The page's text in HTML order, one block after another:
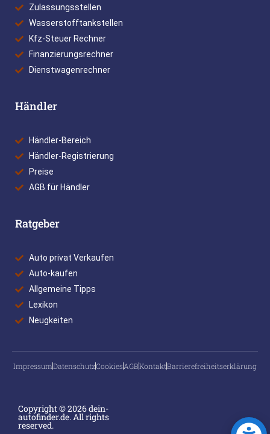
Zulassungsstellen
Wasserstofftankstellen
Kfz-Steuer Rechner
Finanzierungsrechner
Dienstwagenrechner
Händler
Händler-Bereich
Händler-Registrierung
Preise
AGB für Händler
Ratgeber
Auto privat Verkaufen
Auto-kaufen
Allgemeine Tipps
Lexikon
Neugkeiten
ImpressumDatenschutzCookiesAGBKontaktBarrierefreiheitserklärung
Copyright © 2026 dein-
autofinder.de. All rights
reserved.